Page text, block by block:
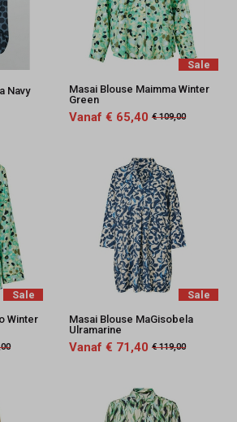
Navy
Sale
Masai Blouse Maimma Winter
Green
Vanaf € 65,40 € 109,00
Sale
Winter
Sale
Masai Blouse MaGisobela
Ulramarine
Vanaf € 71,40 € 119,00